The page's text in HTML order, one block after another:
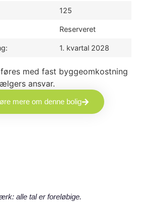
125
Reserveret
1. kvartal 2028
med fast byggeomkostning
ansvar.
mere om denne bolig
alle tal er foreløbige.